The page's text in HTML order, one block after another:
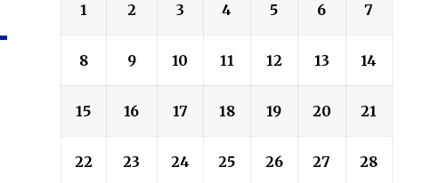
1 2 3 4 5 6 7
8 9 10 11 12 13 14
15 16 17 18 19 20 21
22 23 24 25 26 27 28